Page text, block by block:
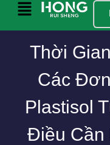
Menu
Thời
Các
Plastisol
Điều Cần